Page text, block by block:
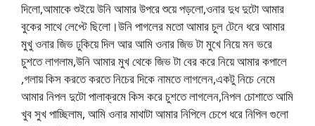
দিলো,আমাকে শুইয়ে উনি আমার উপরে শুয়ে পড়লো,ওনার দুধ দুটো আমার
বুকের সাথে লেপ্টে ছিলো।উনি পাগলের মতো আমার চুল টেনে ধরে আমার
মুখু ওনার জিভ ঢুকিয়ে দিল আর আমি ওনার জিভ টা মুখে নিয়ে মন ভরে
চুশতে লাগলাম,উনি আমার মুখ থেকে জিভ টা বের করে নিয়ে আমার কপালে
,গলায় কিস করতে করতে নিচের দিকে নামতে লাগলেন,একটু নিচে নেমে
আমার নিপল দুটো পালাক্রমে কিস করে চুশতে লাগলেন,নিপল চোশাতে আমি
খুব সুখ পাচ্ছিলাম, আমি ওনার মাথাটা আমার নিপিলে চেপে ধরে নিপিল গুলো